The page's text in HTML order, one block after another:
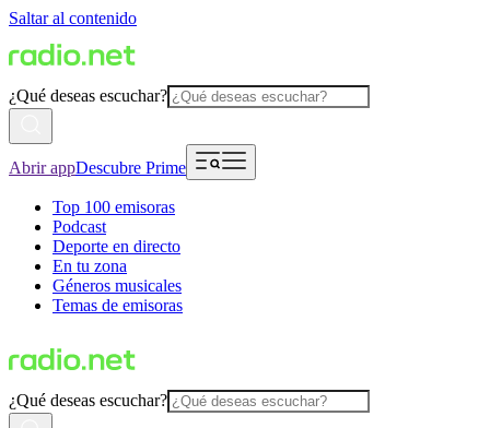
Saltar al contenido
¿Qué deseas escuchar?
Abrir appDescubre Prime
Top 100 emisoras
Podcast
Deporte en directo
En tu zona
Géneros musicales
Temas de emisoras
¿Qué deseas escuchar?